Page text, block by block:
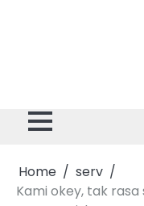
Home
serv
Kami okey, tak